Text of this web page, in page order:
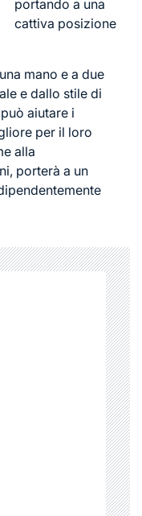
portando a una
cattiva posizione
mano e a due
e dallo stile di
aiutare i
per il loro
alla
porterà a un